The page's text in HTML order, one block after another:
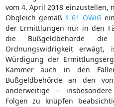
vom 4. April 2018 einzustellen,
Obgleich gemäß § 61 OWiGein
der Ermittlungen nur in den
die Bußgeldbehörde
Ordnungswidrigkeit
Würdigung der
Kammer auch in den
Bußgeldbehörde an den
anderweitige –
Folgen zu knüpfen